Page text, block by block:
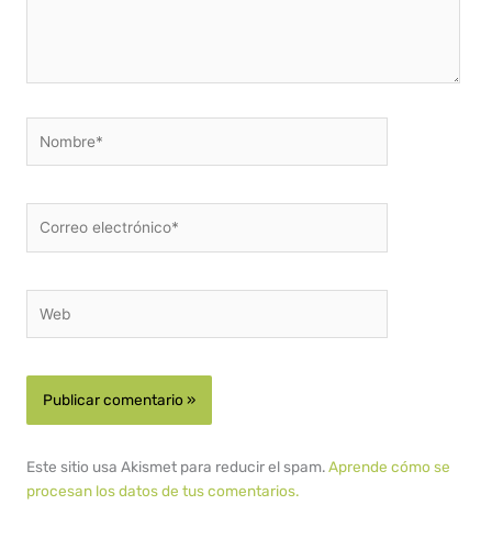
electrónico*
Este sitio usa Akismet para reducir el spam.Aprende cómo se
procesan los datos de tus comentarios.